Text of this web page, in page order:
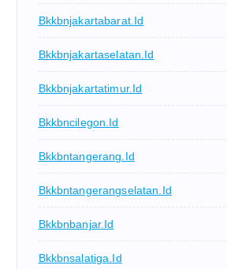
Bkkbnjakartabarat.id
Bkkbnjakartaselatan.id
Bkkbnjakartatimur.id
Bkkbncilegon.id
Bkkbntangerang.id
Bkkbntangerangselatan.id
Bkkbnbanjar.id
Bkkbnsalatiga.id